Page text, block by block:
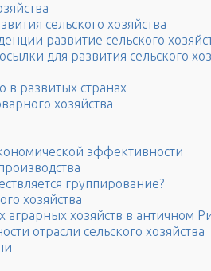
сельского хозяйства
развитие сельского
для развития сельского
в развитых странах
хозяйства
эффективности
группирование?
хозяйства
аграрных хозяйств в античном
отрасли сельского хозяйства